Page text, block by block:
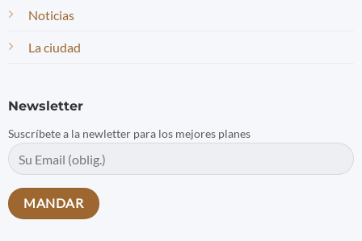
Noticias
La ciudad
Newsletter
Suscríbete a la newletter para los mejores planes